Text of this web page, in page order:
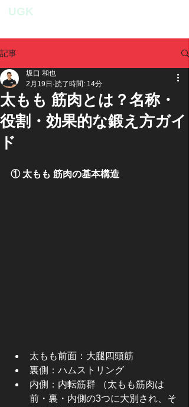
UGK
記事
太もも 筋肉とは？名称・
役割・効果的な鍛え方ガイ
ド
坂口 和也
2月19日 読了時間: 14分
① 太もも 筋肉の基本構造
太もも前面：大腿四頭筋
裏側：ハムストリング
内側：内転筋群 （太もも筋肉は
前・裏・内側の3つに大別され、そ